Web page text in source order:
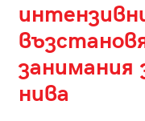
занимания
нива